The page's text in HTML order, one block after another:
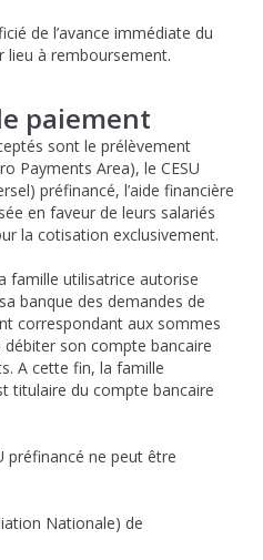
de l’avance immédiate du
lieu à remboursement.
paiement
sont le prélèvement
Payments Area), le CESU
préfinancé, l’aide financière
en faveur de leurs salariés
la cotisation exclusivement.
famille utilisatrice autorise
banque des demandes de
correspondant aux sommes
son compte bancaire
A cette fin, la famille
titulaire du compte bancaire
préfinancé ne peut être
Nationale) de